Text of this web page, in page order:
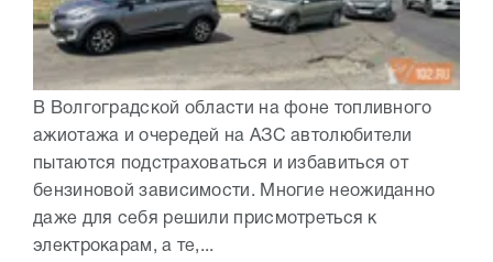
В Волгоградской области на фоне топливного
ажиотажа и очередей на АЗС автолюбители
пытаются подстраховаться и избавиться от
бензиновой зависимости. Многие неожиданно
даже для себя решили присмотреться к
электрокарам, а те,...